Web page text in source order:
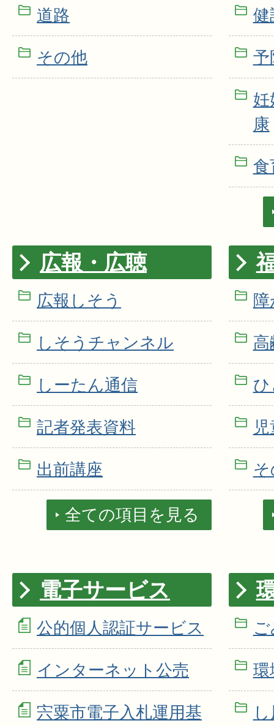
道路
その他
健
予
康
食
広報・広聴
広報しそう
しそうチャンネル
しーたん通信
記者発表資料
出前講座
全ての項目を見る
電子サービス
公的個人認証サービス
インターネット公売
宍粟市電子入札運用基
環